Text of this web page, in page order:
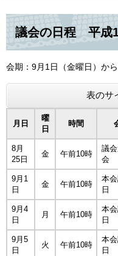
議会の日程 平成
会期：9月1日（金曜日）か
表のサ
月日
曜
日
時間
8月
25日
金 午前10時
議
会
9月1
日
金 午前10時
本
日
9月4
日
月 午前10時
本
日
9月5
日
火 午前10時
本
日